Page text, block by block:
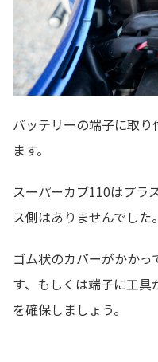
バッテリーの端子に取
ます。
スーパーカブ110はプラ
ス側はありませんでした。
ゴム状のカバーがかか
す、もしくは端子に工具
を確保しましょう。